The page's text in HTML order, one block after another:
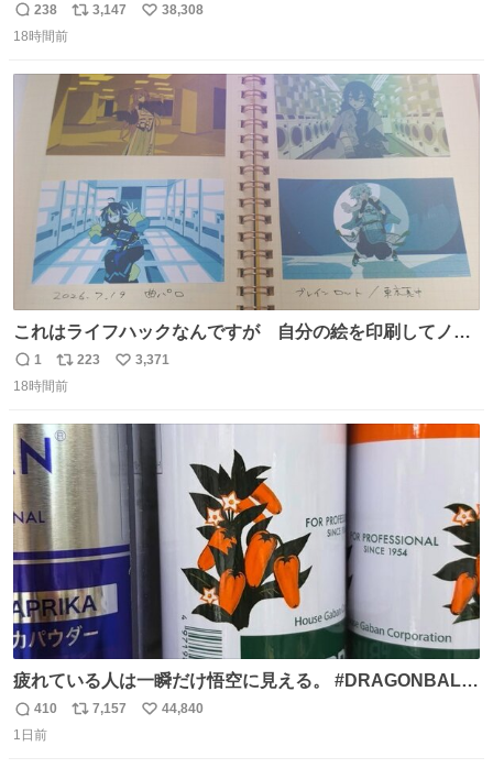
返
信
238
リ
ト
数
3,147
い
数
38,308
18時間前
これはライフハックなんですが 自分の絵を印刷してノー
トに貼って日付とキャプションを一言添えると 結構健康に
いいです。
返
信
1
リ
ポ
ト
数
223
い
3,371
18時間前
疲れている人は一瞬だけ悟空に見える。 #DRAGONBALL
#ドラゴンボール
返
信
410
リ
7,157
い
44,840
1日前